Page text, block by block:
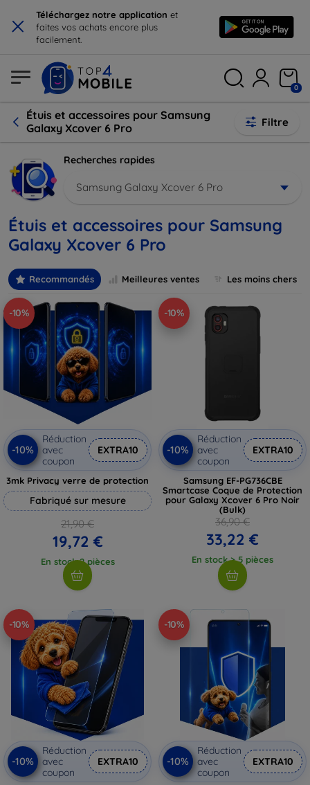
× Téléchargez notre application et
faites vos achats encore plus
facilement.
0
Étuis et accessoires pour Samsung
Galaxy Xcover 6 Pro
Filtre
Recherches rapides
Samsung Galaxy Xcover 6 Pro
Étuis et accessoires pour Samsung
Galaxy Xcover 6 Pro
Recommandés Meilleures ventes Les moins chers
-10%
-10%
Réduction
avec
coupon
EXTRA10
3mk Privacy verre de protection
Fabriqué sur mesure
21,90 €
19,72 €
En stock 2 pièces
-10%
-10%
Réduction
avec
coupon
EXTRA10
Samsung EF-PG736CBE
Smartcase Coque de Protection
pour Galaxy Xcover 6 Pro Noir
(Bulk)
36,90 €
33,22 €
En stock > 5 pièces
-10%
-10%
Réduction
avec
coupon
EXTRA10
-10%
-10%
Réduction
avec
coupon
EXTRA10